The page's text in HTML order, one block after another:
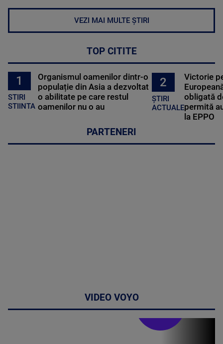
VEZI MAI MULTE ȘTIRI
TOP CITITE
1
STIRI
STIINTA
Organismul oamenilor dintr-o
populație din Asia a dezvoltat
o abilitate pe care restul
oamenilor nu o au
2
ȘTIRI
ACTUALE
Victorie
obligată
permită
la EPPO
PARTENERI
VIDEO VOYO